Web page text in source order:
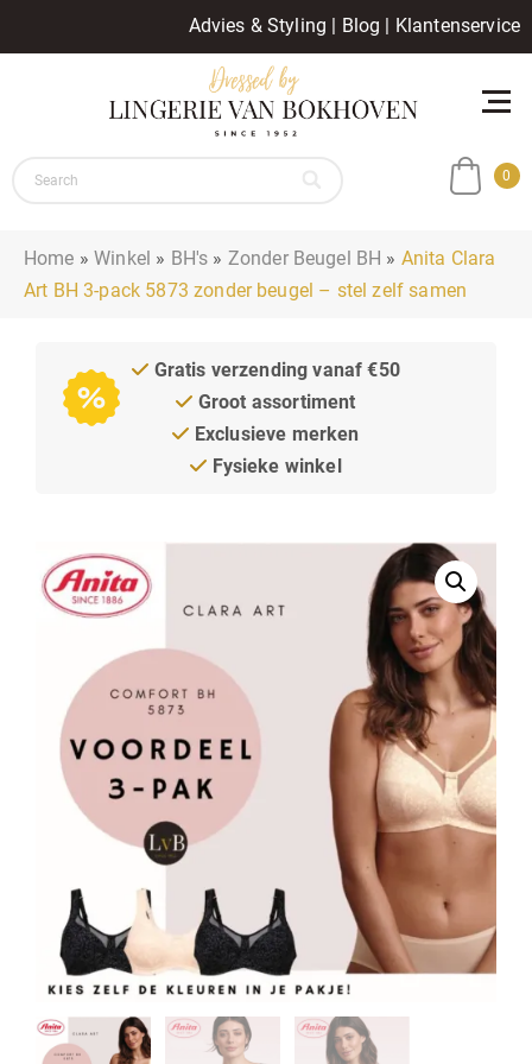
Advies & Styling | Blog | Klantenservice
0
Home »Winkel » BH's » Zonder Beugel BH » Anita Clara
Art BH 3-pack 5873 zonder beugel – stel zelf samen
Gratis verzending vanaf €50
Groot assortiment
Exclusieve merken
Fysieke winkel